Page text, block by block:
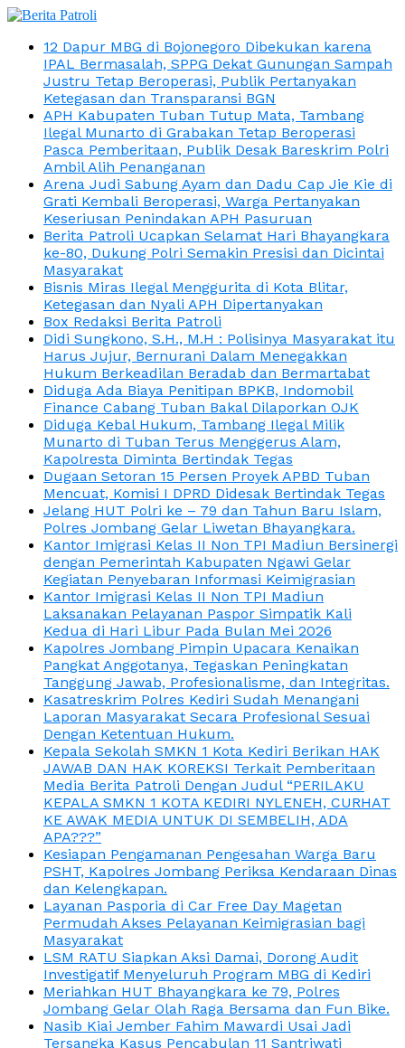
12 Dapur MBG di Bojonegoro Dibekukan karena
IPAL Bermasalah, SPPG Dekat Gunungan Sampah
Justru Tetap Beroperasi, Publik Pertanyakan
Ketegasan dan Transparansi BGN
APH Kabupaten Tuban Tutup Mata, Tambang
Ilegal Munarto di Grabakan Tetap Beroperasi
Pasca Pemberitaan, Publik Desak Bareskrim Polri
Ambil Alih Penanganan
Arena Judi Sabung Ayam dan Dadu Cap Jie Kie di
Grati Kembali Beroperasi, Warga Pertanyakan
Keseriusan Penindakan APH Pasuruan
Berita Patroli Ucapkan Selamat Hari Bhayangkara
ke-80, Dukung Polri Semakin Presisi dan Dicintai
Masyarakat
Bisnis Miras Ilegal Menggurita di Kota Blitar,
Ketegasan dan Nyali APH Dipertanyakan
Box Redaksi Berita Patroli
Didi Sungkono, S.H., M.H : Polisinya Masyarakat itu
Harus Jujur, Bernurani Dalam Menegakkan
Hukum Berkeadilan Beradab dan Bermartabat
Diduga Ada Biaya Penitipan BPKB, Indomobil
Finance Cabang Tuban Bakal Dilaporkan OJK
Diduga Kebal Hukum, Tambang Ilegal Milik
Munarto di Tuban Terus Menggerus Alam,
Kapolresta Diminta Bertindak Tegas
Dugaan Setoran 15 Persen Proyek APBD Tuban
Mencuat, Komisi I DPRD Didesak Bertindak Tegas
Jelang HUT Polri ke – 79 dan Tahun Baru Islam,
Polres Jombang Gelar Liwetan Bhayangkara.
Kantor Imigrasi Kelas II Non TPI Madiun Bersinergi
dengan Pemerintah Kabupaten Ngawi Gelar
Kegiatan Penyebaran Informasi Keimigrasian
Kantor Imigrasi Kelas II Non TPI Madiun
Laksanakan Pelayanan Paspor Simpatik Kali
Kedua di Hari Libur Pada Bulan Mei 2026
Kapolres Jombang Pimpin Upacara Kenaikan
Pangkat Anggotanya, Tegaskan Peningkatan
Tanggung Jawab, Profesionalisme, dan Integritas.
Kasatreskrim Polres Kediri Sudah Menangani
Laporan Masyarakat Secara Profesional Sesuai
Dengan Ketentuan Hukum.
Kepala Sekolah SMKN 1 Kota Kediri Berikan HAK
JAWAB DAN HAK KOREKSI Terkait Pemberitaan
Media Berita Patroli Dengan Judul “PERILAKU
KEPALA SMKN 1 KOTA KEDIRI NYLENEH, CURHAT
KE AWAK MEDIA UNTUK DI SEMBELIH, ADA
APA???”
Kesiapan Pengamanan Pengesahan Warga Baru
PSHT, Kapolres Jombang Periksa Kendaraan Dinas
dan Kelengkapan.
Layanan Pasporia di Car Free Day Magetan
Permudah Akses Pelayanan Keimigrasian bagi
Masyarakat
LSM RATU Siapkan Aksi Damai, Dorong Audit
Investigatif Menyeluruh Program MBG di Kediri
Meriahkan HUT Bhayangkara ke 79, Polres
Jombang Gelar Olah Raga Bersama dan Fun Bike.
Nasib Kiai Jember Fahim Mawardi Usai Jadi
Tersangka Kasus Pencabulan 11 Santriwati